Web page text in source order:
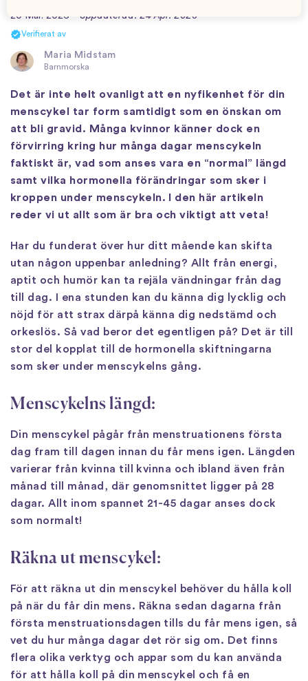
20 Mar. 2026 Uppdaterad: 24 Apr. 2026
Verifierat av
Maria Midstam
Barnmorska
Det är inte helt ovanligt att en nyfikenhet för din
menscykel tar form samtidigt som en önskan om
att bli gravid. Många kvinnor känner dock en
förvirring kring hur många dagar menscykeln
faktiskt är, vad som anses vara en “normal” längd
samt vilka hormonella förändringar som sker i
kroppen under menscykeln. I den här artikeln
reder vi ut allt som är bra och viktigt att veta!
Har du funderat över hur ditt mående kan skifta
utan någon uppenbar anledning? Allt från energi,
aptit och humör kan ta rejäla vändningar från dag
till dag. I ena stunden kan du känna dig lycklig och
nöjd för att strax därpå känna dig nedstämd och
orkeslös. Så vad beror det egentligen på? Det är till
stor del kopplat till de hormonella skiftningarna
som sker under menscykelns gång.
Menscykelns längd:
Din menscykel pågår från menstruationens första
dag fram till dagen innan du får mens igen. Längden
varierar från kvinna till kvinna och ibland även från
månad till månad, där genomsnittet ligger på 28
dagar. Allt inom spannet 21-45 dagar anses dock
som normalt!
Räkna ut menscykel:
För att räkna ut din menscykel behöver du hålla koll
på när du får din mens. Räkna sedan dagarna från
första menstruationsdagen tills du får mens igen, så
vet du hur många dagar det rör sig om. Det finns
flera olika verktyg och appar som du kan använda
för att hålla koll på din menscykel och få en